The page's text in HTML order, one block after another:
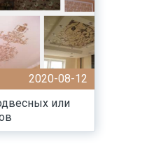
2020-08-12
или